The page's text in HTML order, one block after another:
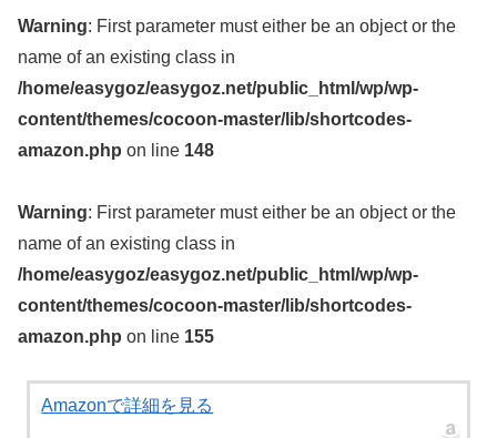
Warning: First parameter must either be an object or the
name of an existing class in
/home/easygoz/easygoz.net/public_html/wp/wp-
content/themes/cocoon-master/lib/shortcodes-
amazon.php on line 148
Warning: First parameter must either be an object or the
name of an existing class in
/home/easygoz/easygoz.net/public_html/wp/wp-
content/themes/cocoon-master/lib/shortcodes-
amazon.php on line 155
Amazonで詳細を見る